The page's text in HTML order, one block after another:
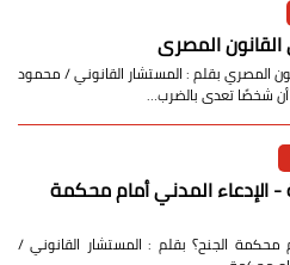
المصري
المصري بقلم : المستشار القانوني / محمود
شخصًا تعدى بالضرب…
الإدعاء المدني أمام محكمة
محكمة الجنح؟ بقلم : المستشار القانوني /